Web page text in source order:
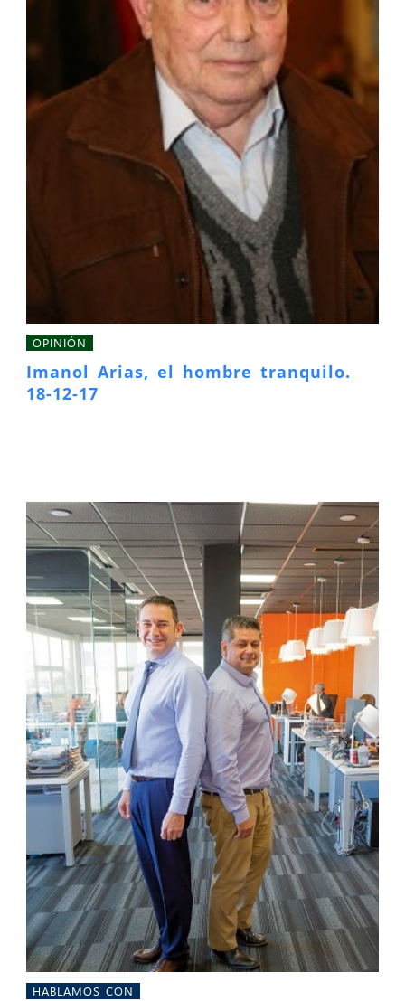
OPINIÓN
Imanol Arias, el hombre tranquilo.
18-12-17
HABLAMOS CON